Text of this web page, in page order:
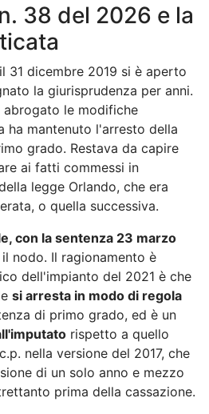
38 del 2026 e la
31 dicembre 2019 si è aperto
la giurisprudenza per anni.
abrogato le modifiche
ha mantenuto l'arresto della
grado. Restava da capire
ai fatti commessi in
legge Orlando, che era
o quella successiva.
con la sentenza 23 marzo
nodo. Il ragionamento è
dell'impianto del 2021 è che
si arresta in modo di regola
di primo grado, ed è un
rispetto a quello
nella versione del 2017, che
di un solo anno e mezzo
prima della cassazione.